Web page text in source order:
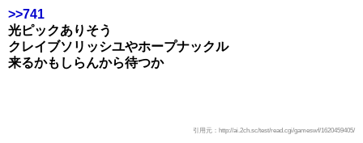
>>741
光ピックありそう
クレイブソリッシユやホープナックル
来るかもしらんから待つか
引用元：http://ai.2ch.sc/test/read.cgi/gameswf/1620459405/